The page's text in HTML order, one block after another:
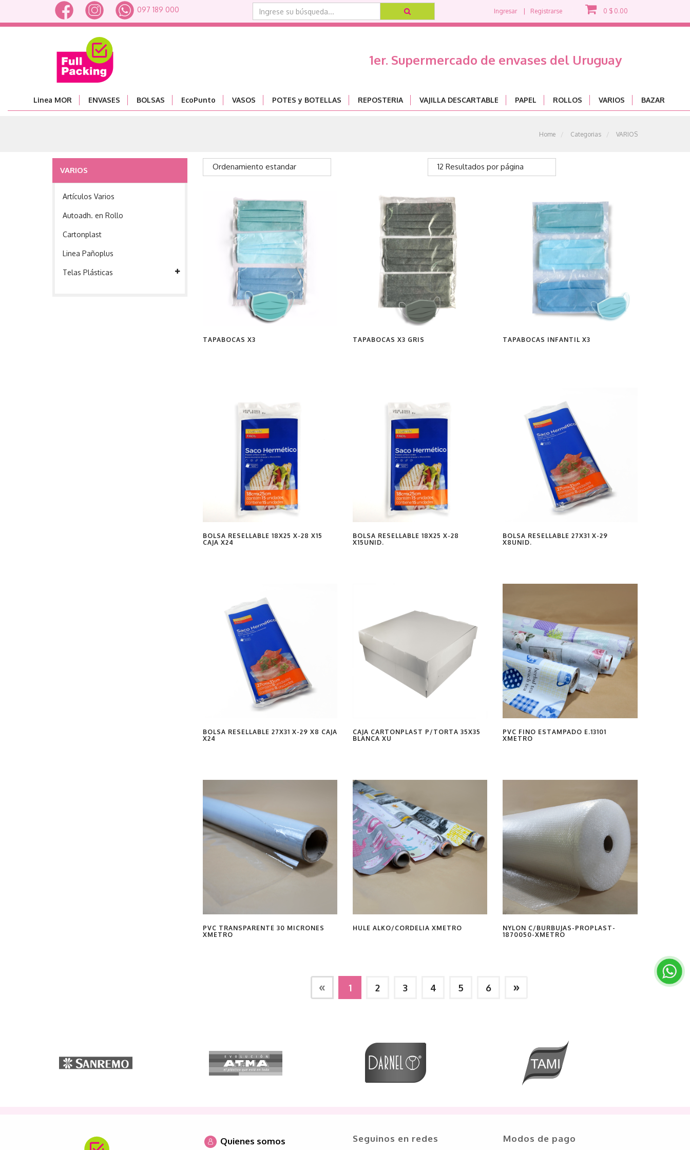
097 189 000 Ingresar Registrarse 0 $ 0.00
1er. Supermercado de envases del Uruguay
Linea MOR ENVASES BOLSAS EcoPunto VASOS POTES y BOTELLAS REPOSTERIA VAJILLA DESCARTABLE PAPEL ROLLOS VARIOS BAZAR
Home Categorias VARIOS
VARIOS
Artículos Varios
Autoadh. en Rollo
Cartonplast
Linea Pañoplus
Telas Plásticas
Ordenamiento estandar 12 Resultados por página
TAPABOCAS X3 TAPABOCAS X3 GRIS TAPABOCAS INFANTIL X3
BOLSA RESELLABLE 18X25 X-28 X15
CAJA X24
BOLSA RESELLABLE 18X25 X-28
X15UNID.
BOLSA RESELLABLE 27X31 X-29
X8UNID.
BOLSA RESELLABLE 27X31 X-29 X8 CAJA
X24
CAJA CARTONPLAST P/TORTA 35X35
BLANCA XU
PVC FINO ESTAMPADO E.13101
XMETRO
PVC TRANSPARENTE 30 MICRONES
XMETRO
HULE ALKO/CORDELIA XMETRO
NYLON C/BURBUJAS-PROPLAST-
1870050-XMETRO
« 1 2 3 4 5 6 »
Quienes somos Seguinos en redes Modos de pago